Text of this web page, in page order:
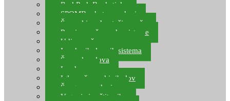
Rod Pod, Banksticks
SPOMB rakete, markeri
Šaranski podmetači, mreže
Pernice za šaranske sisteme
Udice za šarana, amura
Izrada ribolovnih sistema
Šaranska olova
Leadcore
Igle za šaranski ribolov
Špage, upredenice
Vaganje i zaštita ribe